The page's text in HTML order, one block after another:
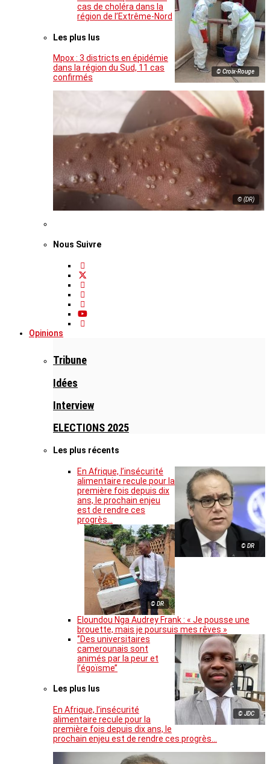
© Croix-Rouge
cas de choléra dans la
région de l’Extrême-Nord
Les plus lus
Mpox : 3 districts en épidémie
dans la région du Sud, 11 cas
confirmés
© (DR)
Nous Suivre
Opinions
Tribune
Idées
Interview
ELECTIONS 2025
Les plus récents
© DR
En Afrique, l’insécurité
alimentaire recule pour la
première fois depuis dix
ans, le prochain enjeu
est de rendre ces
progrès…
© DR
Eloundou Nga Audrey Frank : « Je pousse une
brouette, mais je poursuis mes rêves »
© JDC
‘’Des universitaires
camerounais sont
animés par la peur et
l’égoïsme’’
Les plus lus
En Afrique, l’insécurité
alimentaire recule pour la
première fois depuis dix ans, le
prochain enjeu est de rendre ces progrès…